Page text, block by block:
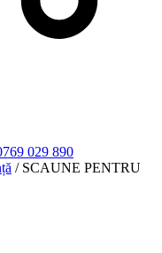
029 890
/ SCAUNE PENTRU